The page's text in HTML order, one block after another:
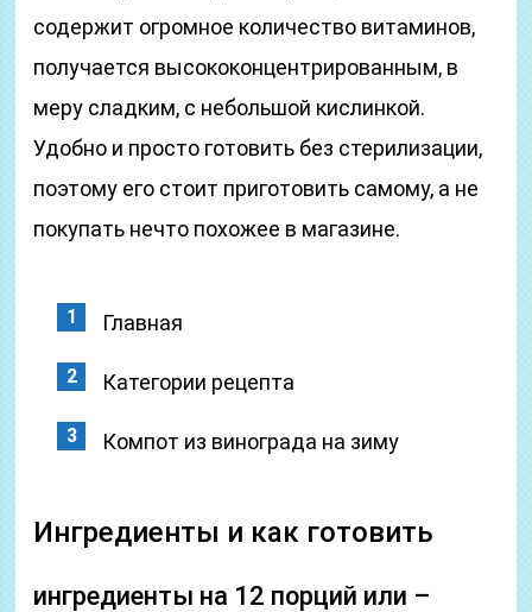
содержит огромное количество витаминов,
получается высококонцентрированным, в
меру сладким, с небольшой кислинкой.
Удобно и просто готовить без стерилизации,
поэтому его стоит приготовить самому, а не
покупать нечто похожее в магазине.
Главная
Категории рецепта
Компот из винограда на зиму
Ингредиенты и как готовить
ингредиенты на 12 порций или –